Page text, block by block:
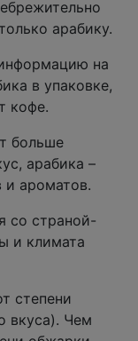
арабику.
на
в упаковке,
кофе.
больше
арабика –
и ароматов.
со страной-
и климата
степени
вкуса). Чем